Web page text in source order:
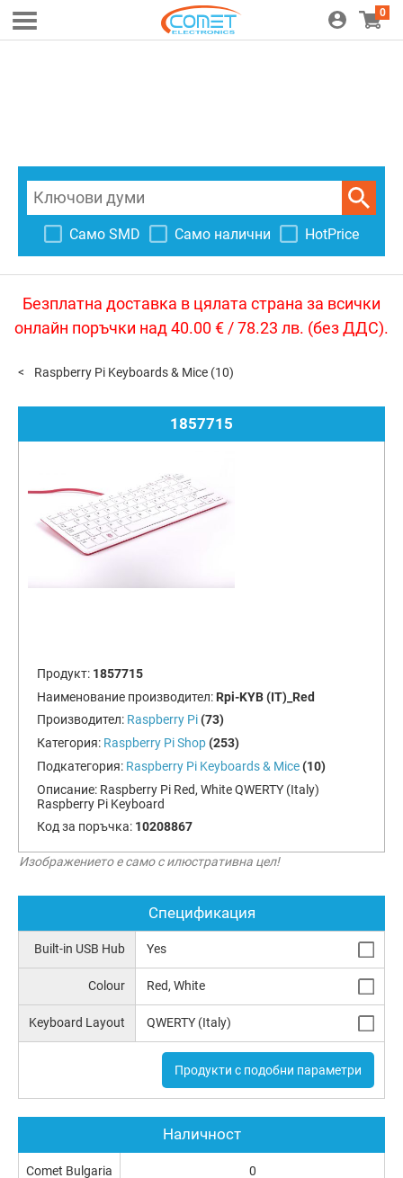
0
Само SMD Само налични HotPrice
Безплатна доставка в цялата страна за всички
онлайн поръчки над 40.00 € / 78.23 лв. (без ДДС).
Raspberry Pi Keyboards & Mice (10)
1857715
Продукт: 1857715
Наименование производител: Rpi-KYB (IT)_Red
Производител: Raspberry Pi (73)
Категория: Raspberry Pi Shop (253)
Подкатегория: Raspberry Pi Keyboards & Mice (10)
Описание: Raspberry Pi Red, White QWERTY (Italy)
Raspberry Pi Keyboard
Код за поръчка: 10208867
Изображението е само с илюстративна цел!
Спецификация
Built-in USB Hub Yes
Colour Red, White
Keyboard Layout QWERTY (Italy)
Продукти с подобни параметри
Наличност
Comet Bulgaria 0